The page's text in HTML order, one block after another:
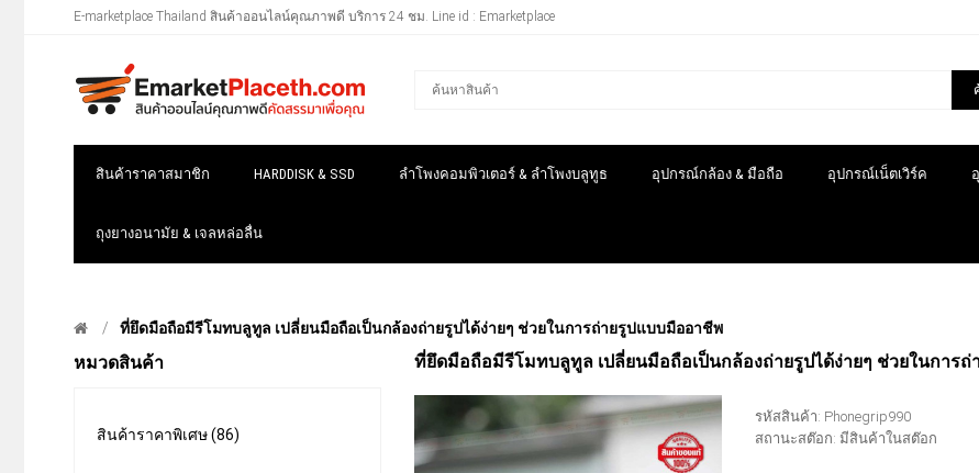
E-marketplace Thailand สินค้าออนไลน์คุณภาพดี บริการ 24 ชม. Line id : Emarketplace
สินค้าราคาสมาชิก HARDDISK & SSD ลำโพงคอมพิวเตอร์ & ลำโพงบลูทูธ อุปกรณ์กล้อง & มือถือ อุปกรณ์เน็ตเวิร์ค
ถุงยางอนามัย & เจลหล่อลื่น
ที่ยึดมือถือมีรีโมทบลูทูล เปลี่ยนมือถือเป็นกล้องถ่ายรูปได้ง่ายๆ ช่วยในการถ่ายรูปแบบมืออาชีพ
หมวดสินค้า
สินค้าราคาพิเศษ (86)
ที่ยึดมือถือมีรีโมทบลูทูล เปลี่ยนมือถือเป็นกล้องถ่ายรูปได้ง่ายๆ ช่วยในการ
รหัสสินค้า: Phonegrip990
สถานะสต๊อก: มีสินค้าในสต๊อก